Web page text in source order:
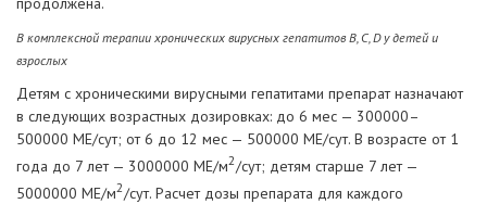
В комплексной терапии хронических вирусных гепатитов В, С, D у детей и
взрослых
Детям с хроническими вирусными гепатитами препарат назначают
в следующих возрастных дозировках: до 6 мес — 300000–
500000 МЕ/сут; от 6 до 12 мес — 500000 МЕ/сут. В возрасте от 1
года до 7 лет — 3000000 МЕ/м2/сут; детям старше 7 лет —
5000000 МЕ/м2/сут. Расчет дозы препарата для каждого